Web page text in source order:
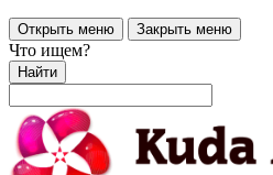
Открыть меню Закрыть меню
Что ищем?
Найти